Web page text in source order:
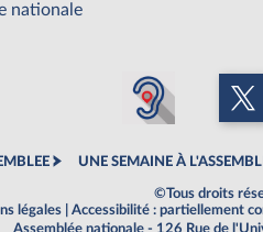
nationale
UNE SEMAINE À
©Tous droits
légales
Accessibilité : partiellement
Assemblée nationale - 126 Rue de